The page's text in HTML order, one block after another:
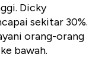
Dicky
sekitar 30%.
orang-orang
bawah.